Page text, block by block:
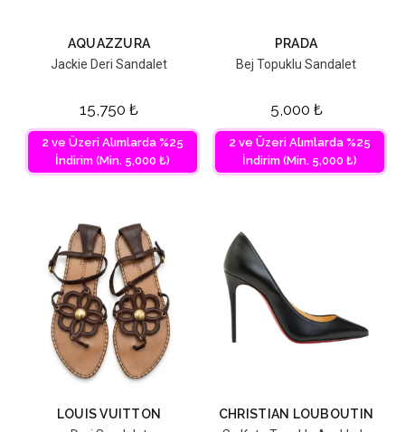
AQUAZZURA
Jackie Deri Sandalet
15,750 ₺
2 ve Üzeri Alımlarda %25
İndirim (Min. 5,000 ₺)
PRADA
Bej Topuklu Sandalet
5,000 ₺
2 ve Üzeri Alımlarda %25
İndirim (Min. 5,000 ₺)
LOUIS VUITTON
CHRISTIAN LOUBOUTIN